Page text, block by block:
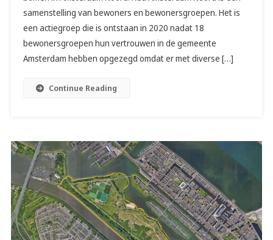
samenstelling van bewoners en bewonersgroepen. Het is
een actiegroep die is ontstaan in 2020 nadat 18
bewonersgroepen hun vertrouwen in de gemeente
Amsterdam hebben opgezegd omdat er met diverse […]
Continue Reading